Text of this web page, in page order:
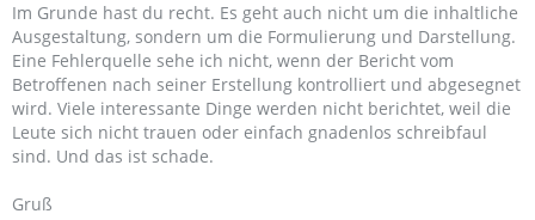
Im Grunde hast du recht. Es geht auch nicht um die inhaltliche
Ausgestaltung, sondern um die Formulierung und Darstellung.
Eine Fehlerquelle sehe ich nicht, wenn der Bericht vom
Betroffenen nach seiner Erstellung kontrolliert und abgesegnet
wird. Viele interessante Dinge werden nicht berichtet, weil die
Leute sich nicht trauen oder einfach gnadenlos schreibfaul
sind. Und das ist schade.
Gruß